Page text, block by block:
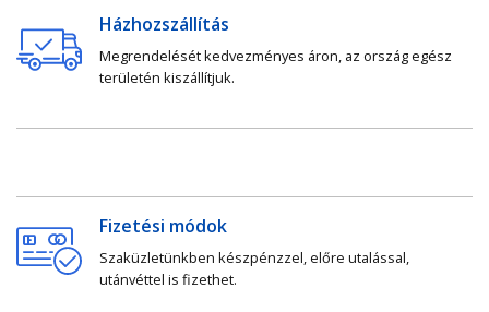
Házhozszállítás
Megrendelését kedvezményes áron, az ország egész
területén kiszállítjuk.
Fizetési módok
Szaküzletünkben készpénzzel, előre utalással,
utánvéttel is fizethet.